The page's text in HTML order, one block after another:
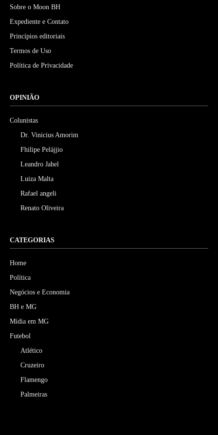
Sobre o Moon BH
Expediente e Contato
Princípios editoriais
Termos de Uso
Política de Privacidade
OPINIÃO
Colunistas
Dr. Vinicius Amorim
Fhilipe Pelájjio
Leandro Jahel
Luiza Malta
Rafael angeli
Renato Oliveira
CATEGORIAS
Home
Política
Negócios e Economia
BH e MG
Mídia em MG
Futebol
Atlético
Cruzeiro
Flamengo
Palmeiras